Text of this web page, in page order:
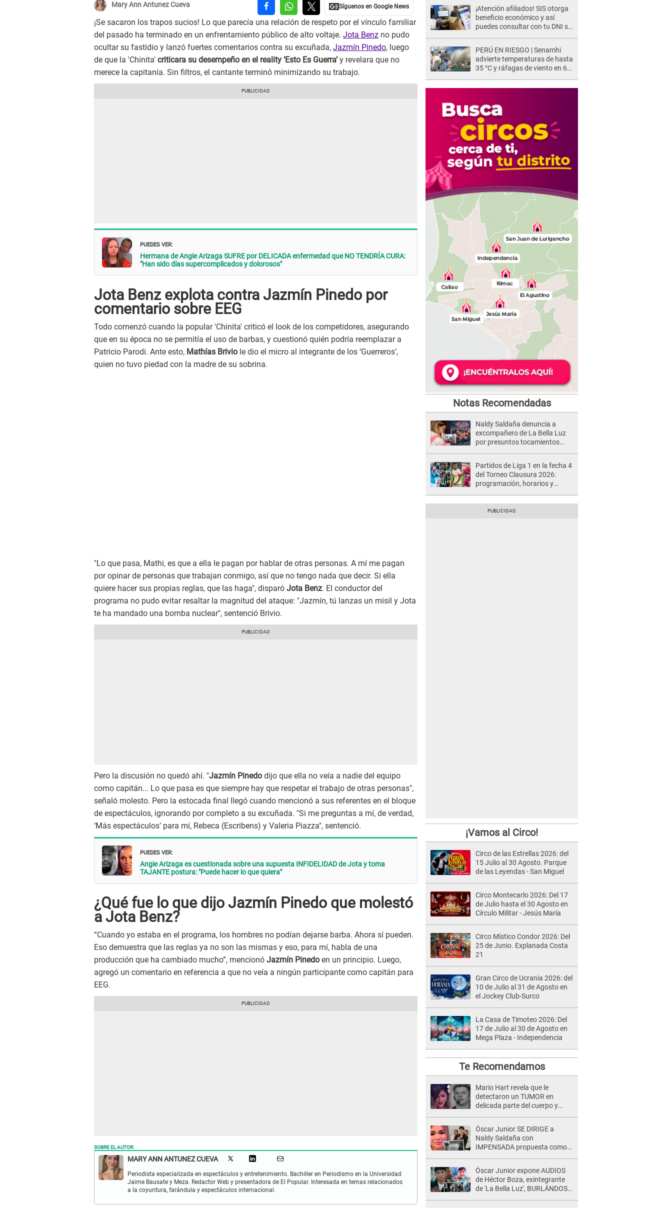
Mary Ann Antunez Cueva
¡Se sacaron los trapos sucios! Lo que parecía una relación de respeto por el vínculo familiar
del pasado ha terminado en un enfrentamiento público de alto voltaje. Jota Benz no pudo
ocultar su fastidio y lanzó fuertes comentarios contra su excuñada, Jazmín Pinedo, luego
de que la 'Chinita' criticara su desempeño en el reality ‘Esto Es Guerra’y revelara que no
merece la capitanía. Sin filtros, el cantante terminó minimizando su trabajo.
PUEDES VER:
Hermana de Angie Arizaga SUFRE por DELICADA enfermedad que NO TENDRÍA CURA:
"Han sido días supercomplicados y dolorosos"
Jota Benz explota contra Jazmín Pinedo por
comentario sobre EEG
Todo comenzó cuando la popular 'Chinita' criticó el look de los competidores, asegurando
que en su época no se permitía el uso de barbas, y cuestionó quién podría reemplazar a
Patricio Parodi. Ante esto, Mathías Brivio le dio el micro al integrante de los ‘Guerreros’,
quien no tuvo piedad con la madre de su sobrina.
"Lo que pasa, Mathi, es que a ella le pagan por hablar de otras personas. A mí me pagan
por opinar de personas que trabajan conmigo, así que no tengo nada que decir. Si ella
quiere hacer sus propias reglas, que las haga", disparó Jota Benz. El conductor del
programa no pudo evitar resaltar la magnitud del ataque: "Jazmín, tú lanzas un misil y Jota
te ha mandado una bomba nuclear", sentenció Brivio.
Pero la discusión no quedó ahí. "Jazmín Pinedo dijo que ella no veía a nadie del equipo
como capitán... Lo que pasa es que siempre hay que respetar el trabajo de otras personas",
señaló molesto. Pero la estocada final llegó cuando mencionó a sus referentes en el bloque
de espectáculos, ignorando por completo a su excuñada. "Si me preguntas a mí, de verdad,
‘Más espectáculos’ para mí, Rebeca (Escribens) y Valeria Piazza", sentenció.
PUEDES VER:
Angie Arizaga es cuestionada sobre una supuesta INFIDELIDAD de Jota y toma
TAJANTE postura: "Puede hacer lo que quiera"
¿Qué fue lo que dijo Jazmín Pinedo que molestó
a Jota Benz?
“Cuando yo estaba en el programa, los hombres no podían dejarse barba. Ahora sí pueden.
Eso demuestra que las reglas ya no son las mismas y eso, para mí, habla de una
producción que ha cambiado mucho”, mencionó Jazmín Pinedo en un principio. Luego,
agregó un comentario en referencia a que no veía a ningún participante como capitán para
EEG.
SOBRE EL AUTOR:
MARY ANN ANTUNEZ CUEVA
Periodista especializada en espectáculos y entretenimiento. Bachiller en Periodismo en la Universidad
Jaime Bausate y Meza. Redactor Web y presentadora de El Popular. Interesada en temas relacionados
a la coyuntura, farándula y espectáculos internacional.
¡Atención afiliados! SIS otorga
beneficio económico y así
puedes consultar con tu DNI si
PERÚ EN RIESGO | Senamhi
advierte temperaturas de hasta
35 °C y ráfagas de viento en 6
Notas Recomendadas
Naldy Saldaña denuncia a
excompañero de La Bella Luz
por presuntos tocamientos
Partidos de Liga 1 en la fecha 4
del Torneo Clausura 2026:
programación, horarios y
¡Vamos al Circo!
Circo de las Estrellas 2026: del
15 Julio al 30 Agosto. Parque
de las Leyendas - San Miguel
Circo Montecarlo 2026: Del 17
de Julio hasta el 30 Agosto en
Círculo Militar - Jesús María
Circo Místico Condor 2026: Del
25 de Junio. Explanada Costa
21
Gran Circo de Ucrania 2026: del
10 de Julio al 31 de Agosto en
el Jockey Club-Surco
La Casa de Timoteo 2026: Del
17 de Julio al 30 de Agosto en
Mega Plaza - Independencia
Te Recomendamos
Mario Hart revela que le
detectaron un TUMOR en
delicada parte del cuerpo y
muy fuertes..."
Óscar Junior SE DIRIGE a
Naldy Saldaña con
IMPENSADA propuesta como
denuncia: "Otro tipo de ley..."
Óscar Junior expone AUDIOS
de Héctor Boza, exintegrante
de 'La Bella Luz', BURLÁNDOSE